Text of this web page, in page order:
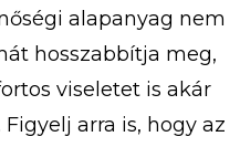
alapanyag nem
hosszabbítja meg,
viseletet is akár
arra is, hogy az